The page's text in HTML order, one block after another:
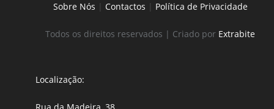
Sobre Nós | Contactos | Política de Privacidade
Todos os direitos reservados | Criado por Extrabite
Localização: